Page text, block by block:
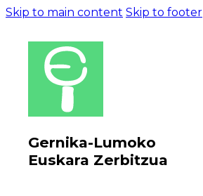
Skip to main content Skip to footer
Gernika-Lumoko
Euskara Zerbitzua